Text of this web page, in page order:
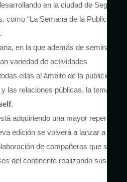
en la ciudad de Segovia
como “La Semana de la Publicidad”
en la que además de seminarios
variedad de actividades
ellas al ámbito de la publicidad, la
las relaciones públicas, la temática
.
adquiriendo una mayor
edición se volverá a lanzar a nivel
de compañeros que se
del continente realizando sus